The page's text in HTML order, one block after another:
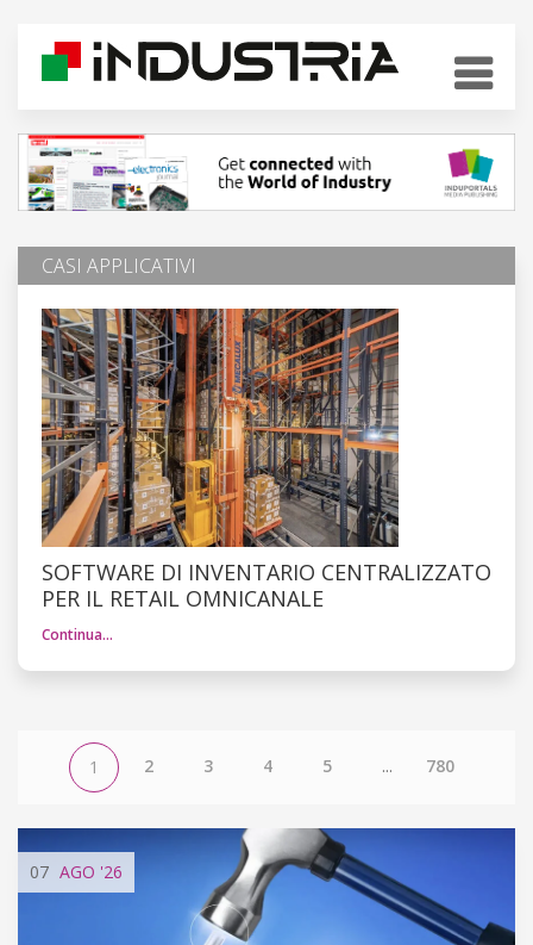
CASI APPLICATIVI
SOFTWARE DI INVENTARIO CENTRALIZZATO
PER IL RETAIL OMNICANALE
Continua…
1 2 3 4 5 ... 780
07 AGO '26